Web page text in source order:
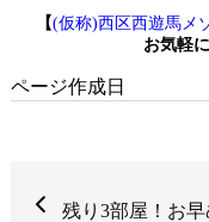
【(仮称)西区西遊馬メ
お気軽
ページ作成日
残り3部屋！お早